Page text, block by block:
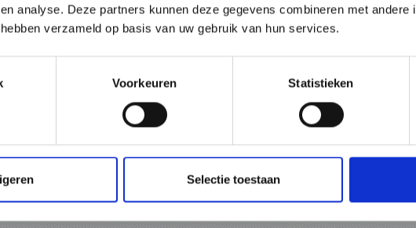
analyse. Deze partners kunnen deze gegevens combineren met andere
verzameld op basis van uw gebruik van hun services.
Voorkeuren Statistieken
Selectie toestaan
+39 0473 61 60 34 office@prad.info
IN PRAD AM